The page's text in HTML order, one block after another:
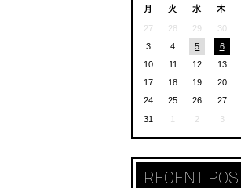
月 火 水 木
27 28 29 30
3
4 5 6
10
11 12 13
17
18 19 20
24
25 26 27
31
1 2 3
RECENT